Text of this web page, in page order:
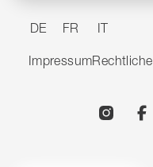
DE FR IT
Impressum